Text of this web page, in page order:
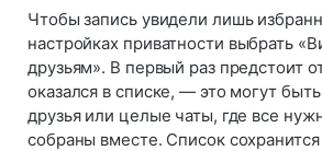
Чтобы запись увидели лишь
настройках приватности выбрать
друзьям». В первый раз предстоит
оказался в списке, — это могут
друзья или целые чаты, где все
собраны вместе. Список